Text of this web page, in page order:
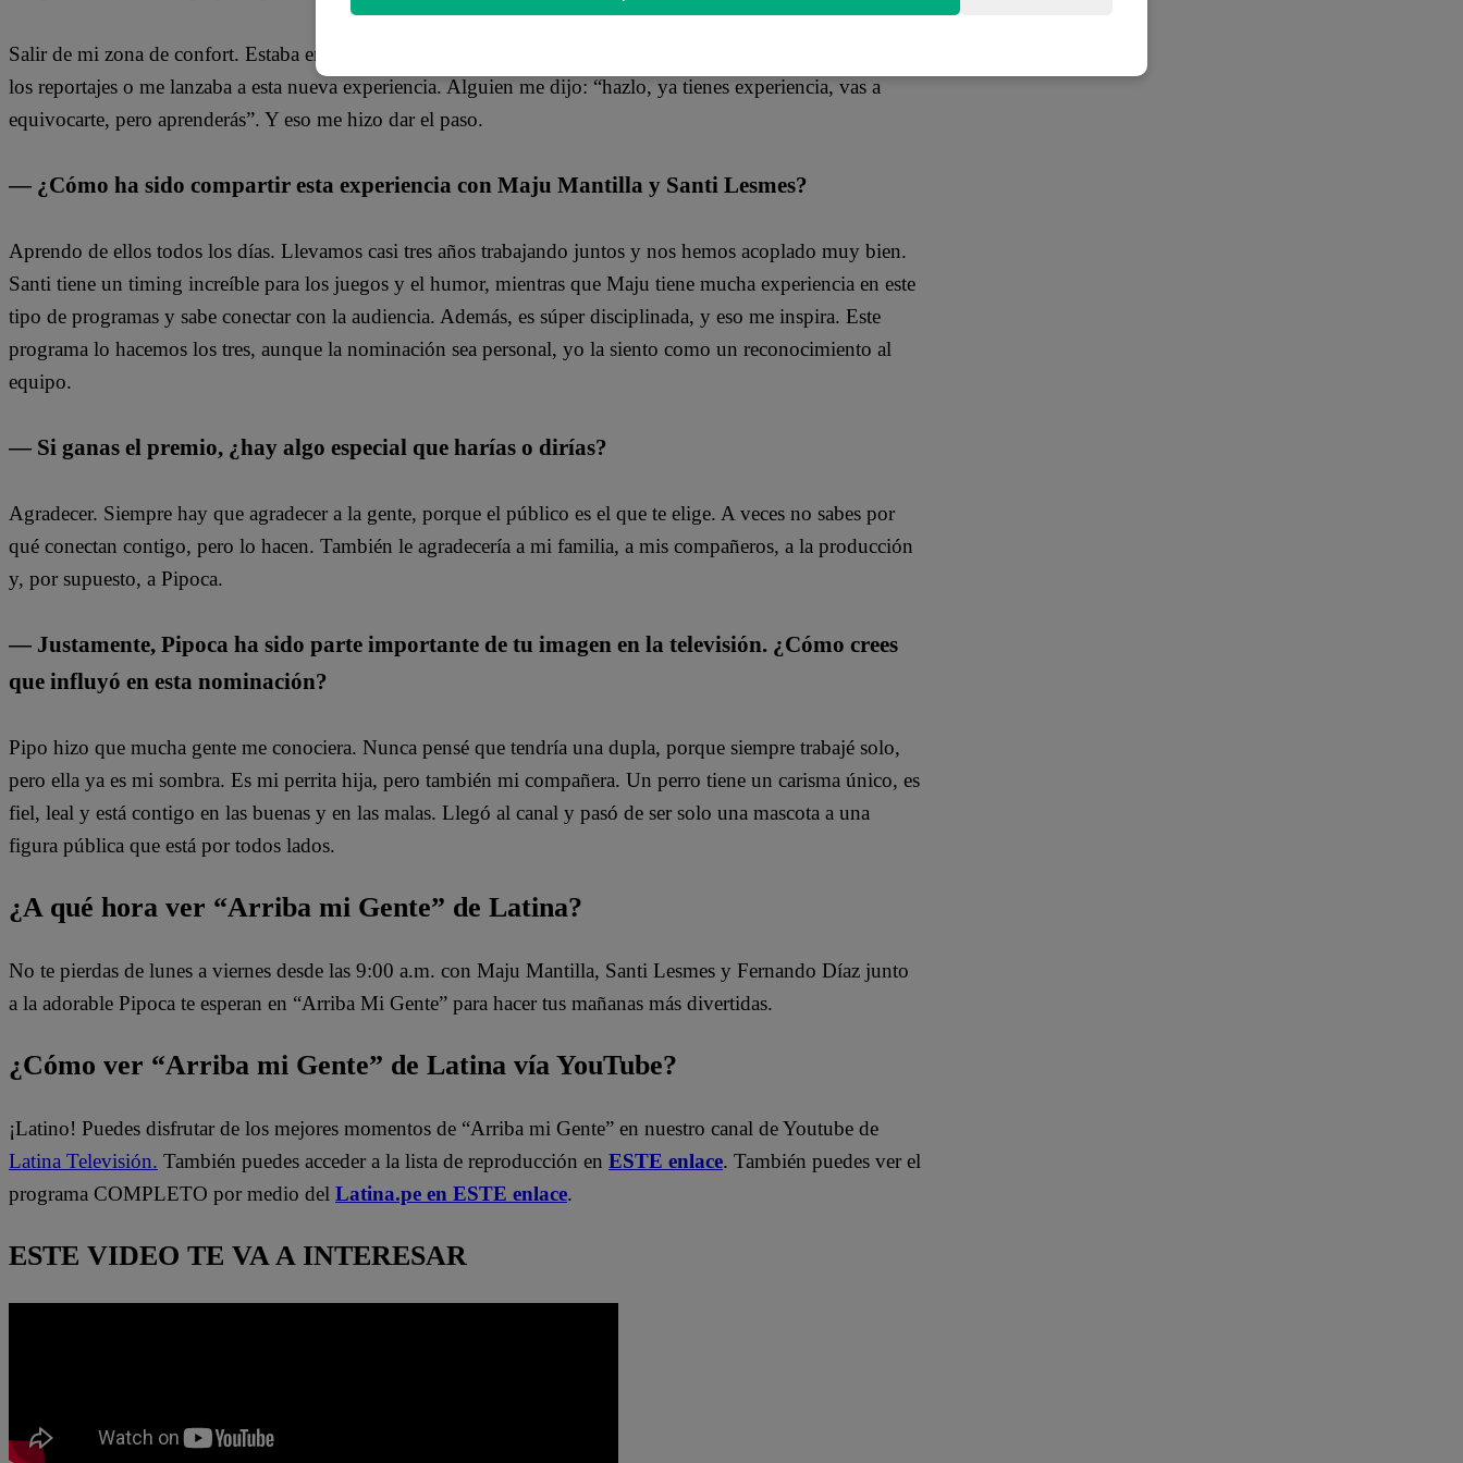
Salir de mi zona de confort. Estaba en un momento en el que tenía que decidir si seguía con los noticieros y
los reportajes o me lanzaba a esta nueva experiencia. Alguien me dijo: “hazlo, ya tienes experiencia, vas a
equivocarte, pero aprenderás”. Y eso me hizo dar el paso.
— ¿Cómo ha sido compartir esta experiencia con Maju Mantilla y Santi Lesmes?
Aprendo de ellos todos los días. Llevamos casi tres años trabajando juntos y nos hemos acoplado muy bien.
Santi tiene un timing increíble para los juegos y el humor, mientras que Maju tiene mucha experiencia en este
tipo de programas y sabe conectar con la audiencia. Además, es súper disciplinada, y eso me inspira. Este
programa lo hacemos los tres, aunque la nominación sea personal, yo la siento como un reconocimiento al
equipo.
— Si ganas el premio, ¿hay algo especial que harías o dirías?
Agradecer. Siempre hay que agradecer a la gente, porque el público es el que te elige. A veces no sabes por
qué conectan contigo, pero lo hacen. También le agradecería a mi familia, a mis compañeros, a la producción
y, por supuesto, a Pipoca.
— Justamente, Pipoca ha sido parte importante de tu imagen en la televisión. ¿Cómo crees
que influyó en esta nominación?
Pipo hizo que mucha gente me conociera. Nunca pensé que tendría una dupla, porque siempre trabajé solo,
pero ella ya es mi sombra. Es mi perrita hija, pero también mi compañera. Un perro tiene un carisma único, es
fiel, leal y está contigo en las buenas y en las malas. Llegó al canal y pasó de ser solo una mascota a una
figura pública que está por todos lados.
¿A qué hora ver “Arriba mi Gente” de Latina?
No te pierdas de lunes a viernes desde las 9:00 a.m. con Maju Mantilla, Santi Lesmes y Fernando Díaz junto
a la adorable Pipoca te esperan en “Arriba Mi Gente” para hacer tus mañanas más divertidas.
¿Cómo ver “Arriba mi Gente” de Latina vía YouTube?
¡Latino! Puedes disfrutar de los mejores momentos de “Arriba mi Gente” en nuestro canal de Youtube de
Latina Televisión. También puedes acceder a la lista de reproducción en ESTE enlace. También puedes ver el
programa COMPLETO por medio del Latina.pe en ESTE enlace.
ESTE VIDEO TE VA A INTERESAR